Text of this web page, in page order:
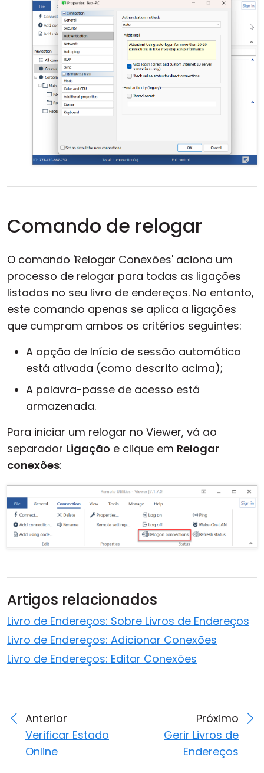
Comando de relogar
O comando 'Relogar Conexões' aciona um
processo de relogar para todas as ligações
listadas no seu livro de endereços. No entanto,
este comando apenas se aplica a ligações
que cumpram ambos os critérios seguintes:
A opção de Início de sessão automático
está ativada (como descrito acima);
A palavra-passe de acesso está
armazenada.
Para iniciar um relogar no Viewer, vá ao
separador Ligação e clique em Relogar
conexões:
Artigos relacionados
Livro de Endereços: Sobre Livros de Endereços
Livro de Endereços: Adicionar Conexões
Livro de Endereços: Editar Conexões
Anterior
Verificar Estado
Online
Próximo
Gerir Livros de
Endereços